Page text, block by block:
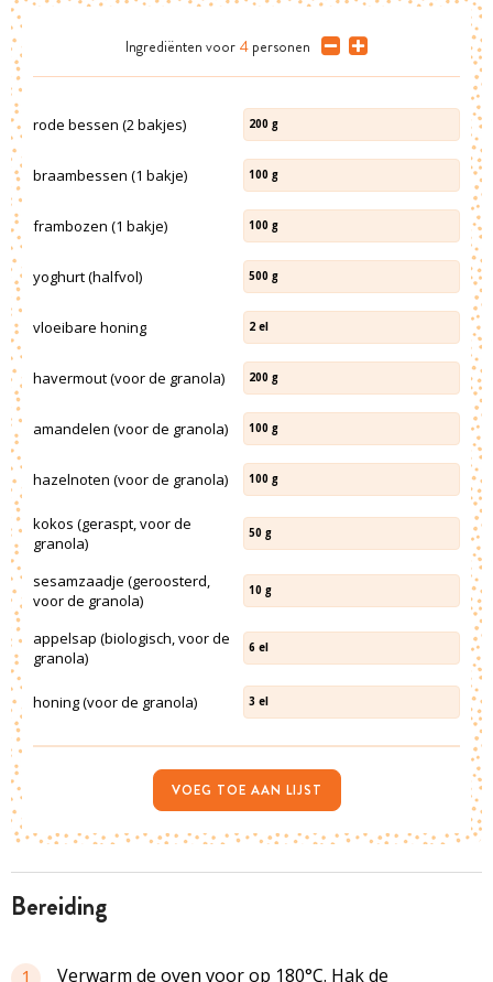
bereiding
1 Verwarm de oven voor op 180°C. Hak de
Ingrediënten voor 4 personen
rode bessen (2 bakjes) 200 g
braambessen (1 bakje) 100 g
frambozen (1 bakje) 100 g
yoghurt (halfvol) 500 g
vloeibare honing 2 el
havermout (voor de granola) 200 g
amandelen (voor de granola) 100 g
hazelnoten (voor de granola) 100 g
kokos (geraspt, voor de
granola)
50 g
sesamzaadje (geroosterd,
voor de granola)
10 g
appelsap (biologisch, voor de
granola)
6 el
honing (voor de granola) 3 el
VOEG TOE AAN LIJST